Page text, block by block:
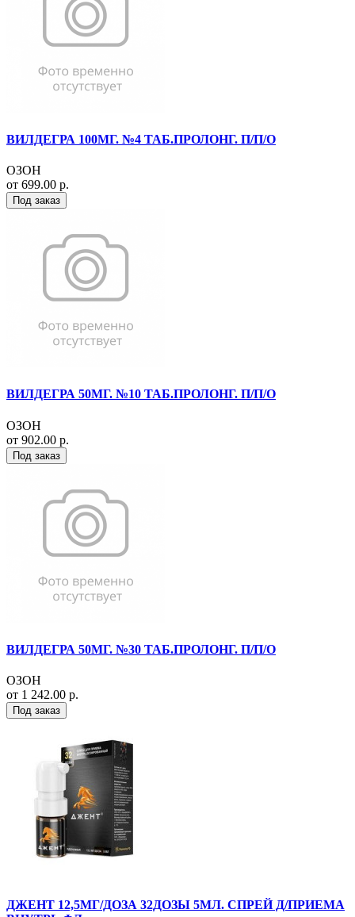
ВИЛДЕГРА 100МГ. №4 ТАБ.ПРОЛОНГ. П/П/О
ОЗОН
от 699.00 р.
Под заказ
ВИЛДЕГРА 50МГ. №10 ТАБ.ПРОЛОНГ. П/П/О
ОЗОН
от 902.00 р.
Под заказ
ВИЛДЕГРА 50МГ. №30 ТАБ.ПРОЛОНГ. П/П/О
ОЗОН
от 1 242.00 р.
Под заказ
ДЖЕНТ 12,5МГ/ДОЗА 32ДОЗЫ 5МЛ. СПРЕЙ Д/ПРИЕМА